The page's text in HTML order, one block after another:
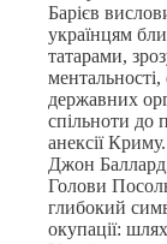
Барієв
українцям
татарами,
державних
спільноти до
анексії Криму.
Джон
Голови
глибокий
окупації: